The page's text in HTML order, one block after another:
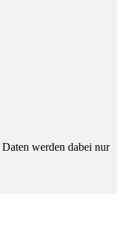
werden dabei nur